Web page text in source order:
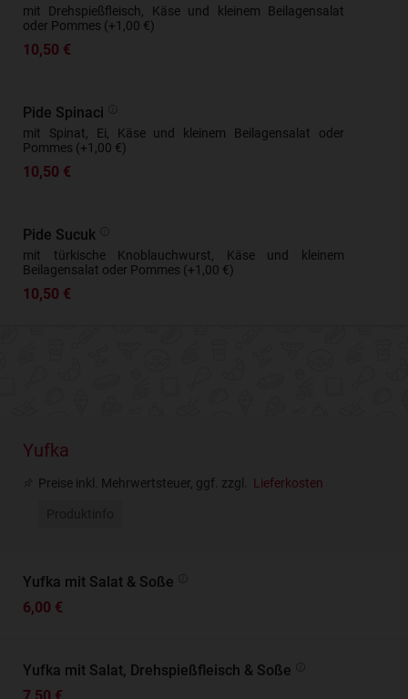
mit Drehspießfleisch, Käse und kleinem Beilagensalat
oder Pommes (+1,00 €)
10,50 €
Pide Spinaci
mit Spinat, Ei, Käse und kleinem Beilagensalat oder
Pommes (+1,00 €)
10,50 €
Pide Sucuk
mit türkische Knoblauchwurst, Käse und kleinem
Beilagensalat oder Pommes (+1,00 €)
10,50 €
Yufka
Preise inkl. Mehrwertsteuer, ggf. zzgl. Lieferkosten
Yufka mit Salat & Soße
6,00 €
Yufka mit Salat, Drehspießfleisch & Soße